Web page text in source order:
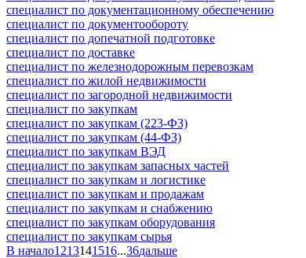
специалист по документационному обеспечению
специалист по документообороту
специалист по допечатной подготовке
специалист по доставке
специалист по железнодорожным перевозкам
специалист по жилой недвижимости
специалист по загородной недвижимости
специалист по закупкам
специалист по закупкам (223-ФЗ)
специалист по закупкам (44-ФЗ)
специалист по закупкам ВЭД
специалист по закупкам запасных частей
специалист по закупкам и логистике
специалист по закупкам и продажам
специалист по закупкам и снабжению
специалист по закупкам оборудования
специалист по закупкам сырья
В начало1213141516...36дальше